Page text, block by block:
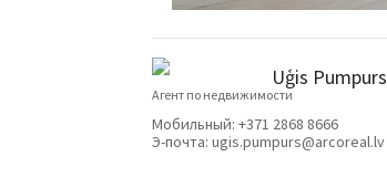
Uģis Pumpurs
Агент по недвижимости
Мобильный: +371 2868 8666
Э-почта: ugis.pumpurs@arcoreal.lv